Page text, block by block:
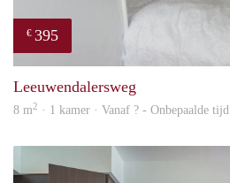
€ 395
Leeuwendalersweg
8 m2 · 1 kamer · Vanaf ? - Onbepaalde tijd